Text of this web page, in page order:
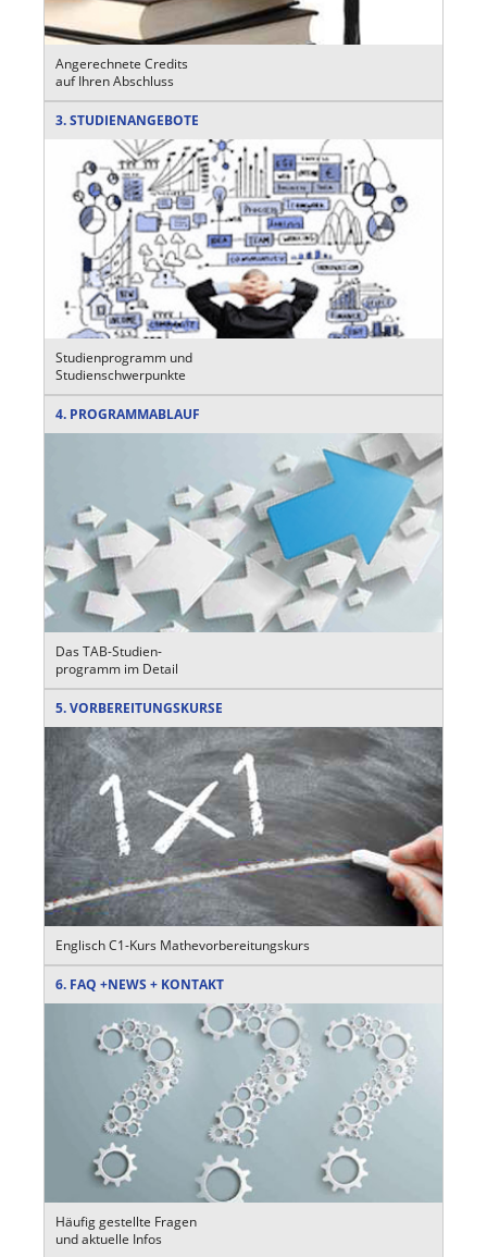
Angerechnete Credits
auf Ihren Abschluss
3. STUDIENANGEBOTE
Studienprogramm und
Studienschwerpunkte
4. PROGRAMMABLAUF
Das TAB-Studien-
programm im Detail
5. VORBEREITUNGSKURSE
Englisch C1-Kurs Mathevorbereitungskurs
6. FAQ +NEWS + KONTAKT
Häufig gestellte Fragen
und aktuelle Infos